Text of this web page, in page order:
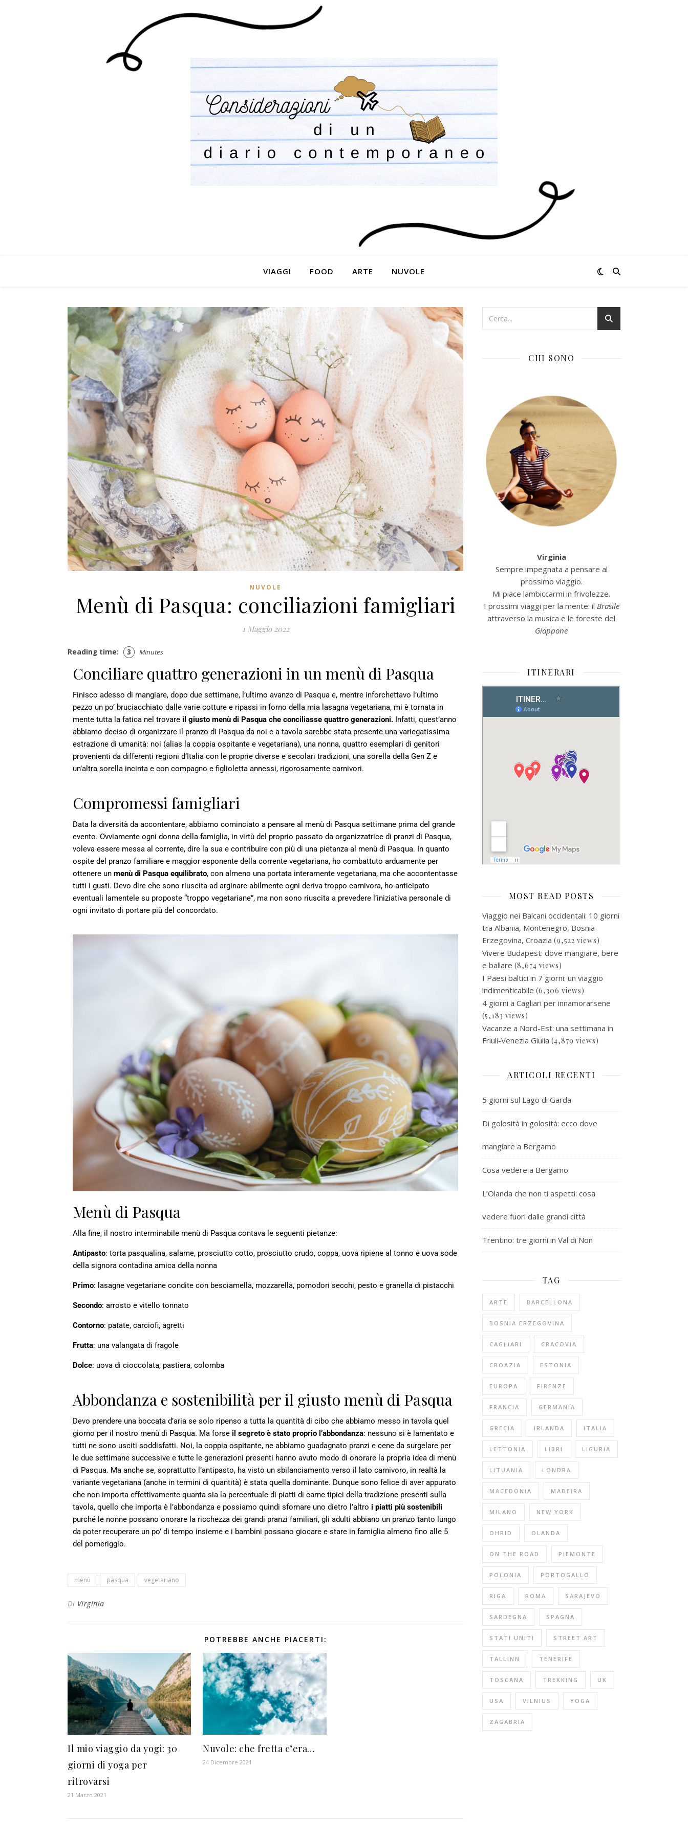
VIAGGI FOOD ARTE NUVOLE
NUVOLE
Menù di Pasqua: conciliazioni famigliari
1 Maggio 2022
Reading time: 3 Minutes
Conciliare quattro generazioni in un menù di Pasqua
Finisco adesso di mangiare, dopo due settimane, l’ultimo avanzo di Pasqua e, mentre inforchettavo l’ultimo
pezzo un po’ bruciacchiato dalle varie cotture e ripassi in forno della mia lasagna vegetariana, mi è tornata in
mente tutta la fatica nel trovare il giusto menù di Pasqua che conciliasse quattro generazioni. Infatti, quest’anno
abbiamo deciso di organizzare il pranzo di Pasqua da noi e a tavola sarebbe stata presente una variegatissima
estrazione di umanità: noi (alias la coppia ospitante e vegetariana), una nonna, quattro esemplari di genitori
provenienti da differenti regioni d’Italia con le proprie diverse e secolari tradizioni, una sorella della Gen Z e
un’altra sorella incinta e con compagno e figlioletta annessi, rigorosamente carnivori.
Compromessi famigliari
Data la diversità da accontentare, abbiamo cominciato a pensare al menù di Pasqua settimane prima del grande
evento. Ovviamente ogni donna della famiglia, in virtù del proprio passato da organizzatrice di pranzi di Pasqua,
voleva essere messa al corrente, dire la sua e contribuire con più di una pietanza al menù di Pasqua. In quanto
ospite del pranzo familiare e maggior esponente della corrente vegetariana, ho combattuto arduamente per
ottenere un menù di Pasqua equilibrato, con almeno una portata interamente vegetariana, ma che accontentasse
tutti i gusti. Devo dire che sono riuscita ad arginare abilmente ogni deriva troppo carnivora, ho anticipato
eventuali lamentele su proposte “troppo vegetariane”, ma non sono riuscita a prevedere l’iniziativa personale di
ogni invitato di portare più del concordato.
Menù di Pasqua
Alla fine, il nostro interminabile menù di Pasqua contava le seguenti pietanze:
Antipasto: torta pasqualina, salame, prosciutto cotto, prosciutto crudo, coppa, uova ripiene al tonno e uova sode
della signora contadina amica della nonna
Primo: lasagne vegetariane condite con besciamella, mozzarella, pomodori secchi, pesto e granella di pistacchi
Secondo: arrosto e vitello tonnato
Contorno: patate, carciofi, agretti
Frutta: una valangata di fragole
Dolce: uova di cioccolata, pastiera, colomba
Abbondanza e sostenibilità per il giusto menù di Pasqua
Devo prendere una boccata d’aria se solo ripenso a tutta la quantità di cibo che abbiamo messo in tavola quel
giorno per il nostro menù di Pasqua. Ma forse il segreto è stato proprio l’abbondanza: nessuno si è lamentato e
tutti ne sono usciti soddisfatti. Noi, la coppia ospitante, ne abbiamo guadagnato pranzi e cene da surgelare per
le due settimane successive e tutte le generazioni presenti hanno avuto modo di onorare la propria idea di menù
di Pasqua. Ma anche se, soprattutto l’antipasto, ha visto un sbilanciamento verso il lato carnivoro, in realtà la
variante vegetariana (anche in termini di quantità) è stata quella dominante. Dunque sono felice di aver appurato
che non importa effettivamente quanta sia la percentuale di piatti di carne tipici della tradizione presenti sulla
tavola, quello che importa è l’abbondanza e possiamo quindi sfornare uno dietro l’altro i piatti più sostenibili
purché le nonne possano onorare la ricchezza dei grandi pranzi familiari, gli adulti abbiano un pranzo tanto lungo
da poter recuperare un po’ di tempo insieme e i bambini possano giocare e stare in famiglia almeno fino alle 5
del pomeriggio.
menù pasqua vegetariano
Di Virginia
POTREBBE ANCHE PIACERTI:
Il mio viaggio da yogi: 30
giorni di yoga per
ritrovarsi
21 Marzo 2021
Nuvole: che fretta c’era…
24 Dicembre 2021
CHI SONO
Virginia
Sempre impegnata a pensare al
prossimo viaggio.
Mi piace lambiccarmi in frivolezze.
I prossimi viaggi per la mente: il Brasile
attraverso la musica e le foreste del
Giappone
ITINERARI
MOST READ POSTS
Viaggio nei Balcani occidentali: 10 giorni
tra Albania, Montenegro, Bosnia
Erzegovina, Croazia (9,522 views)
Vivere Budapest: dove mangiare, bere
e ballare (8,674 views)
I Paesi baltici in 7 giorni: un viaggio
indimenticabile (6,306 views)
4 giorni a Cagliari per innamorarsene
(5,183 views)
Vacanze a Nord-Est: una settimana in
Friuli-Venezia Giulia (4,879 views)
ARTICOLI RECENTI
5 giorni sul Lago di Garda
Di golosità in golosità: ecco dove
mangiare a Bergamo
Cosa vedere a Bergamo
L’Olanda che non ti aspetti: cosa
vedere fuori dalle grandi città
Trentino: tre giorni in Val di Non
TAG
ARTE BARCELLONA
BOSNIA ERZEGOVINA
CAGLIARI CRACOVIA
CROAZIA ESTONIA
EUROPA FIRENZE
FRANCIA GERMANIA
GRECIA IRLANDA ITALIA
LETTONIA LIBRI LIGURIA
LITUANIA LONDRA
MACEDONIA MADEIRA
MILANO NEW YORK
OHRID OLANDA
ON THE ROAD PIEMONTE
POLONIA PORTOGALLO
RIGA ROMA SARAJEVO
SARDEGNA SPAGNA
STATI UNITI STREET ART
TALLINN TENERIFE
TOSCANA TREKKING UK
USA VILNIUS YOGA
ZAGABRIA